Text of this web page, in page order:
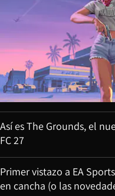
Así es The Grounds, el
FC 27
Primer vistazo a EA
en cancha (o las